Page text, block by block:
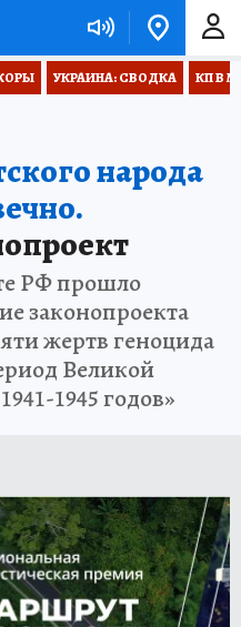
УКРАИНА: СВОДКА КП В
народа
РФ прошло
законопроекта
жертв геноцида
Великой
1945 годов»